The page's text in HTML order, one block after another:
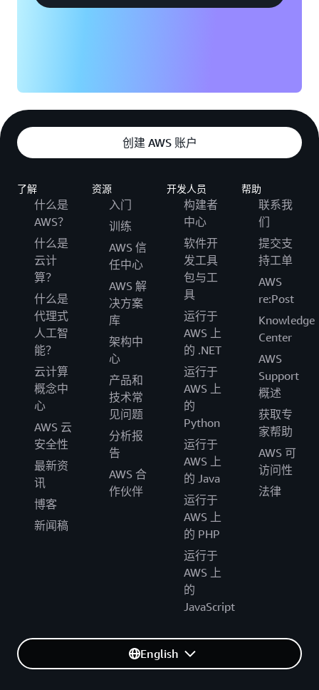
创建 AWS 账户
了解
什么是
AWS？
什么是
云计
算？
什么是
代理式
人工智
能？
云计算
概念中
心
AWS 云
安全性
最新资
讯
博客
新闻稿
资源
入门
训练
AWS 信
任中心
AWS 解
决方案
库
架构中
心
产品和
技术常
见问题
分析报
告
AWS 合
作伙伴
开发人员
构建者
中心
软件开
发工具
包与工
具
运行于
AWS 上
的 .NET
运行于
AWS 上
的
Python
运行于
AWS 上
的 Java
运行于
AWS 上
的 PHP
运行于
AWS 上
的
JavaScript
帮助
联系我
们
提交支
持工单
AWS
re:Post
Knowledge
Center
AWS
Support
概述
获取专
家帮助
AWS 可
访问性
法律
English